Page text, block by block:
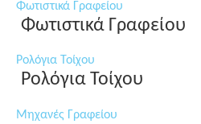
Φωτιστικά Γραφείου
Φωτιστικά Γραφείου
Ρολόγια Τοίχου
Ρολόγια Τοίχου
Μηχανές Γραφείου